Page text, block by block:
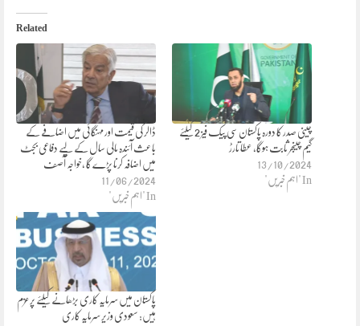
Related
ڈالر کی قیمت اور مہنگائی میں اضافے کے
باعث آئندہ مالی سال کے لیے دفاعی بجٹ
میں اضافہ کرنا پڑے گا ،خواجہ آصف
11/06/2024
In "اہم خبریں"
چینی صدر کا دورہ پاکستان سی پیک فیز 2 کیلئے
گیم چینجر ثابت ہوگا، عطا تارڑ
13/10/2024
In "اہم خبریں"
پاکستان میں سرمایہ کاری بڑھانے کیلئے پرعزم
ہیں: سعودی وزیر سرمایہ کاری